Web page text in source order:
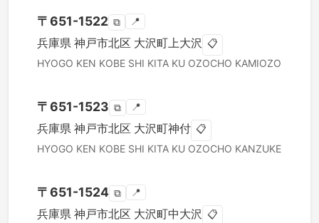
〒651-1522 ⧉ 📍
兵庫県 神戸市北区 大沢町上大沢 📋
HYOGO KEN KOBE SHI KITA KU OZOCHO KAMIOZO
〒651-1523 ⧉ 📍
兵庫県 神戸市北区 大沢町神付 📋
HYOGO KEN KOBE SHI KITA KU OZOCHO KANZUKE
〒651-1524 ⧉ 📍
兵庫県 神戸市北区 大沢町中大沢 📋